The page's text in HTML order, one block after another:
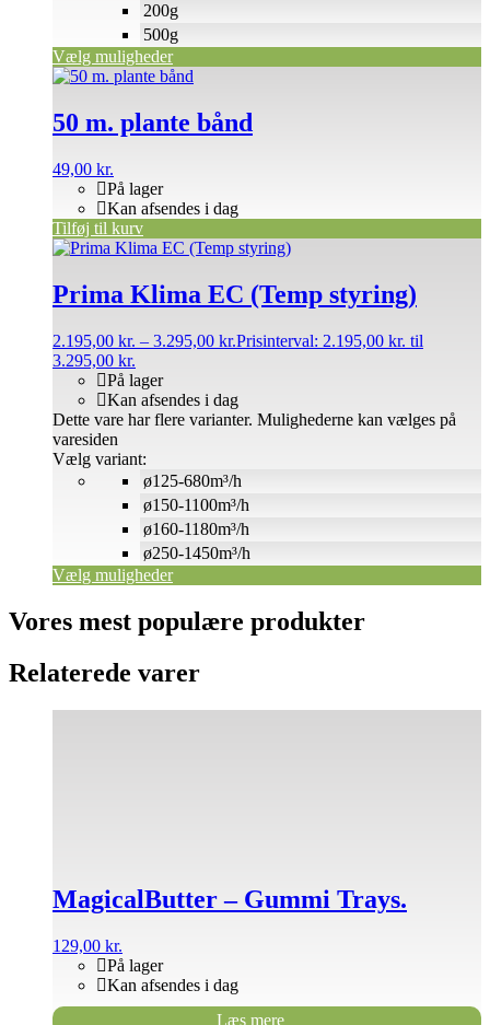
Vælg muligheder
200g
500g
50 m. plante bånd
49,00 kr.
På lager
Kan afsendes i dag
Tilføj til kurv
Prima Klima EC (Temp styring)
2.195,00 kr. – 3.295,00 kr.Prisinterval: 2.195,00 kr. til
3.295,00 kr.
På lager
Kan afsendes i dag
Vælg variant:
Vælg muligheder
Dette vare har flere varianter. Mulighederne kan vælges på
varesiden
ø125-680m³/h
ø150-1100m³/h
ø160-1180m³/h
ø250-1450m³/h
Vores mest populære produkter
Relaterede varer
MagicalButter – Gummi Trays.
129,00 kr.
På lager
Kan afsendes i dag
Læs mere